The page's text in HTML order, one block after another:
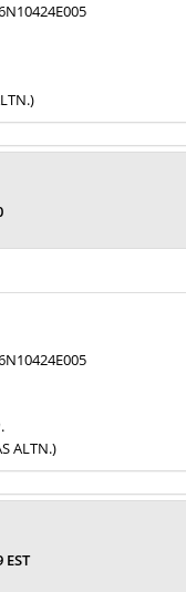
ALTN.)
EST